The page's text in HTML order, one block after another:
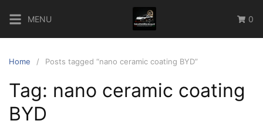
content
MENU 0
Home Posts tagged “nano ceramic coating BYD”
Tag: nano ceramic coating
BYD